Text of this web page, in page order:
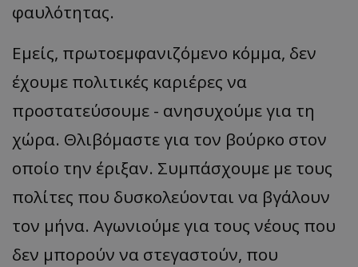
φαυλότητας.
Εμείς, πρωτοεμφανιζόμενο κόμμα, δεν
έχουμε πολιτικές καριέρες να
προστατεύσουμε - ανησυχούμε για τη
χώρα. Θλιβόμαστε για τον βούρκο στον
οποίο την έριξαν. Συμπάσχουμε με τους
πολίτες που δυσκολεύονται να βγάλουν
τον μήνα. Αγωνιούμε για τους νέους που
δεν μπορούν να στεγαστούν, που